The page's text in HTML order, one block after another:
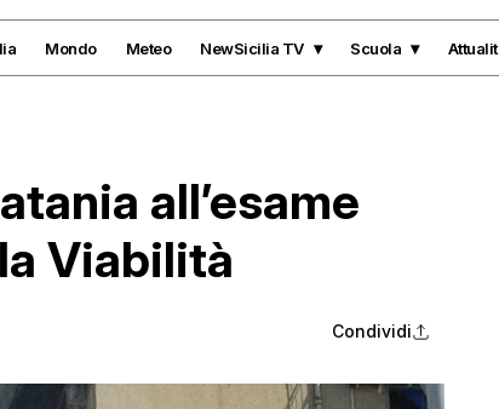
Mondo Meteo NewSicilia TV Scuola
all’esame
Viabilità
Condividi